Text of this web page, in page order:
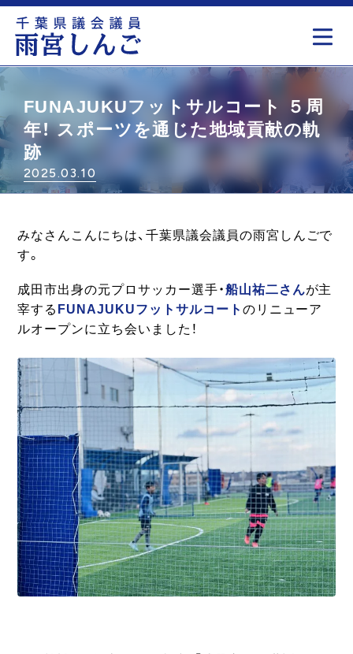
FUNAJUKUフットサルコート ５周
年！ スポーツを通じた地域貢献の軌
跡
2025.03.10
みなさんこんにちは、千葉県議会議員の雨宮しんごで
す。
成田市出身の元プロサッカー選手・船山祐二さんが主
宰する FUNAJUKUフットサルコート のリニューア
ルオープンに立ち会いました！